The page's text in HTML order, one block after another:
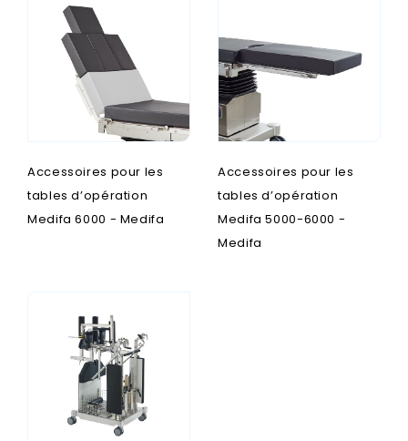
Accessoires pour les
tables d’opération
Medifa 6000 - Medifa
Accessoires pour les
tables d’opération
Medifa 5000-6000 -
Medifa